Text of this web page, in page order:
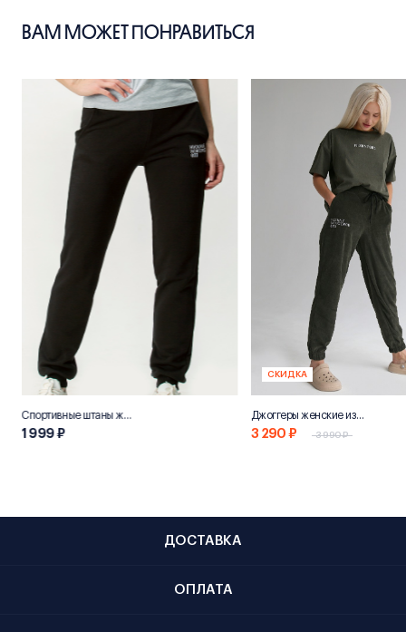
ВАМ МОЖЕТ ПОНРАВИТЬСЯ
Спортивные штаны женские «НН800»
1 999 ₽
СКИДКА
Джоггеры женские из переработанного хлопка "Эко 800"
3 290 ₽ 3 990 ₽
ДОСТАВКА
ОПЛАТА